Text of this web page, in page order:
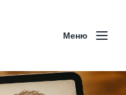
Меню